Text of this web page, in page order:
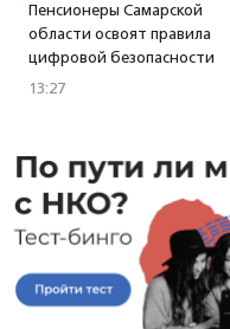
Пенсионеры Самарской
области освоят правила
цифровой безопасности
13:27